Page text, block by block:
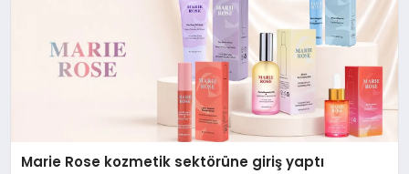
Marie Rose kozmetik sektörüne giriş yaptı